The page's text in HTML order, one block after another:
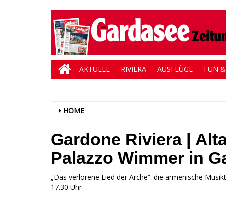
AKTUELL RIVIERA AUSFLÜGE FUN
HOME
Gardone Riviera |
Palazzo Wimmer in
„Das verlorene Lied der Arche“: die armenische
17.30 Uhr